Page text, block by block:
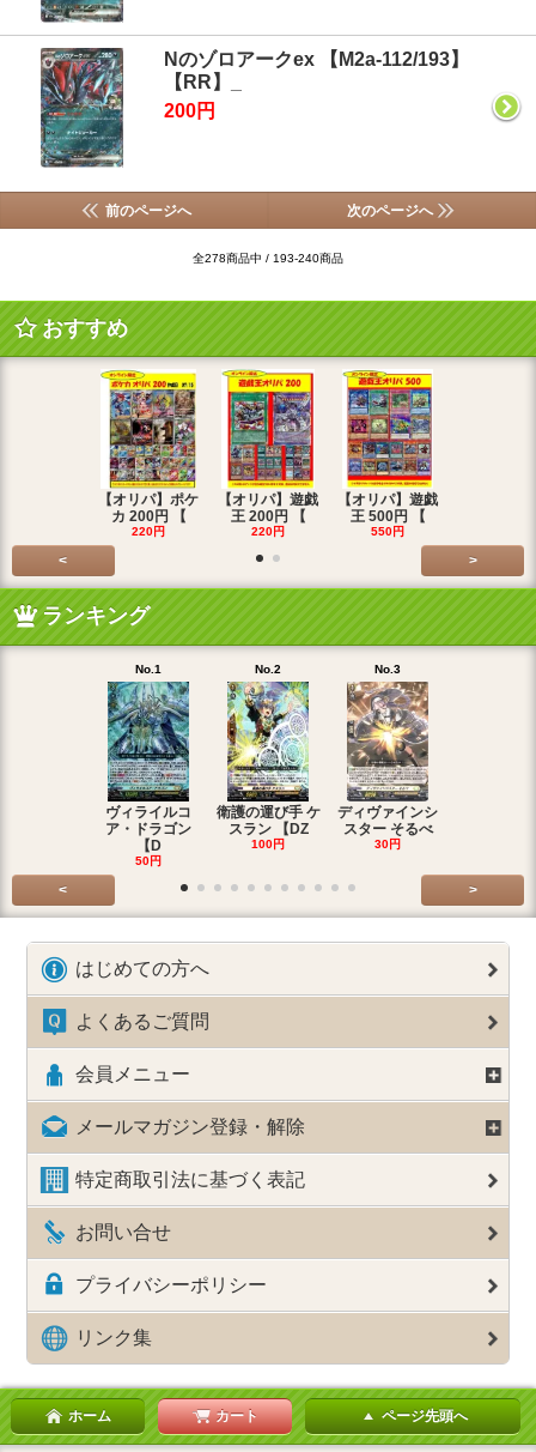
Nのゾロアークex 【M2a-112/193】
【RR】_
200円
前のページへ 次のページへ
全278商品中 / 193-240商品
おすすめ
【オリパ】ポケ
カ 200円 【
220円
【オリパ】遊戯
王 200円 【
220円
【オリパ】遊戯
王 500円 【
550円
< >
ランキング
No.1
ヴィライルコ
ア・ドラゴン
【D
50円
No.2
衛護の運び手 ケ
スラン 【DZ
100円
No.3
ディヴァインシ
スター そるべ
30円
< >
はじめての方へ
よくあるご質問
会員メニュー
メールマガジン登録・解除
特定商取引法に基づく表記
お問い合せ
プライバシーポリシー
リンク集
ホーム カート ページ先頭へ